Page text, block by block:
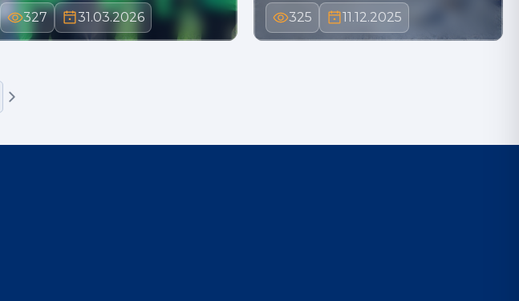
327 31.03.2026 325 11.12.2025